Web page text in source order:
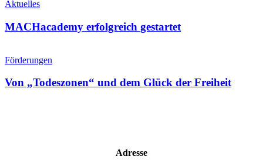
Aktuelles
MACHacademy erfolgreich gestartet
Förderungen
Von „Todeszonen“ und dem Glück der Freiheit
Adresse